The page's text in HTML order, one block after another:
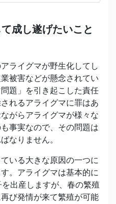
成し遂げたいこと
ライグマが野生化してし
被害などが懸念されてい
題」を引き起こした責任
れるアライグマに罪はあ
がらアライグマが様々な
事実なので、その問題は
なりません。
いる大きな原因の一つに
。アライグマは基本的に
出産しますが、春の繁殖
び発情が来て繁殖が可能